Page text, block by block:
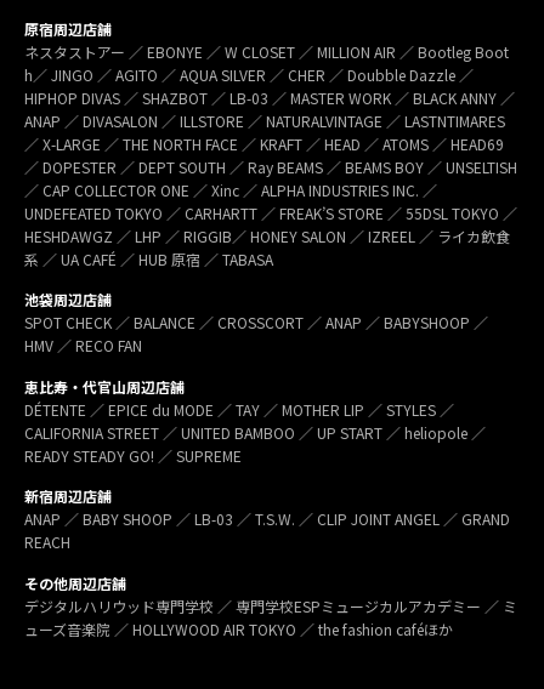
原宿周辺店舗
ネスタストアー ／ EBONYE ／ W CLOSET ／ MILLION AIR ／ Bootleg Boot
h／ JINGO ／ AGITO ／ AQUA SILVER ／ CHER ／ Doubble Dazzle ／
HIPHOP DIVAS ／ SHAZBOT ／ LB-03 ／ MASTER WORK ／ BLACK ANNY ／
ANAP ／ DIVASALON ／ ILLSTORE ／ NATURALVINTAGE ／ LASTNTIMARES
／ X-LARGE ／ THE NORTH FACE ／ KRAFT ／ HEAD ／ ATOMS ／ HEAD69
／ DOPESTER ／ DEPT SOUTH ／ Ray BEAMS ／ BEAMS BOY ／ UNSELTISH
／ CAP COLLECTOR ONE ／ Xinc ／ ALPHA INDUSTRIES INC. ／
UNDEFEATED TOKYO ／ CARHARTT ／ FREAK’S STORE ／ 55DSL TOKYO ／
HESHDAWGZ ／ LHP ／ RIGGIB／ HONEY SALON ／ IZREEL ／ ライカ飲食
系 ／ UA CAFÉ ／ HUB 原宿 ／ TABASA
池袋周辺店舗
SPOT CHECK ／ BALANCE ／ CROSSCORT ／ ANAP ／ BABYSHOOP ／
HMV ／ RECO FAN
恵比寿・代官山周辺店舗
DÉTENTE ／ EPICE du MODE ／ TAY ／ MOTHER LIP ／ STYLES ／
CALIFORNIA STREET ／ UNITED BAMBOO ／ UP START ／ heliopole ／
READY STEADY GO! ／ SUPREME
新宿周辺店舗
ANAP ／ BABY SHOOP ／ LB-03 ／ T.S.W. ／ CLIP JOINT ANGEL ／ GRAND
REACH
その他周辺店舗
デジタルハリウッド専門学校 ／ 専門学校ESPミュージカルアカデミー ／ ミ
ューズ音楽院 ／ HOLLYWOOD AIR TOKYO ／ the fashion caféほか